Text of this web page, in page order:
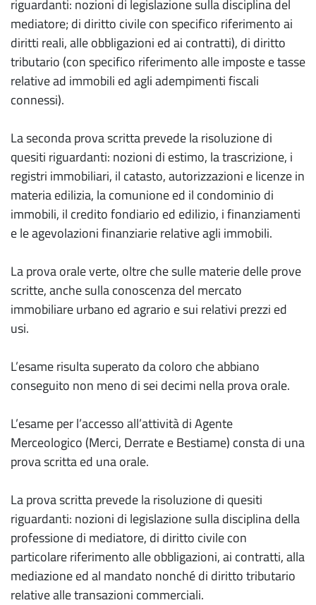
riguardanti: nozioni di legislazione sulla disciplina del
mediatore; di diritto civile con specifico riferimento ai
diritti reali, alle obbligazioni ed ai contratti), di diritto
tributario (con specifico riferimento alle imposte e tasse
relative ad immobili ed agli adempimenti fiscali
connessi).
La seconda prova scritta prevede la risoluzione di
quesiti riguardanti: nozioni di estimo, la trascrizione, i
registri immobiliari, il catasto, autorizzazioni e licenze in
materia edilizia, la comunione ed il condominio di
immobili, il credito fondiario ed edilizio, i finanziamenti
e le agevolazioni finanziarie relative agli immobili.
La prova orale verte, oltre che sulle materie delle prove
scritte, anche sulla conoscenza del mercato
immobiliare urbano ed agrario e sui relativi prezzi ed
usi.
L’esame risulta superato da coloro che abbiano
conseguito non meno di sei decimi nella prova orale.
L’esame per l’accesso all’attività di Agente
Merceologico (Merci, Derrate e Bestiame) consta di una
prova scritta ed una orale.
La prova scritta prevede la risoluzione di quesiti
riguardanti: nozioni di legislazione sulla disciplina della
professione di mediatore, di diritto civile con
particolare riferimento alle obbligazioni, ai contratti, alla
mediazione ed al mandato nonché di diritto tributario
relative alle transazioni commerciali.